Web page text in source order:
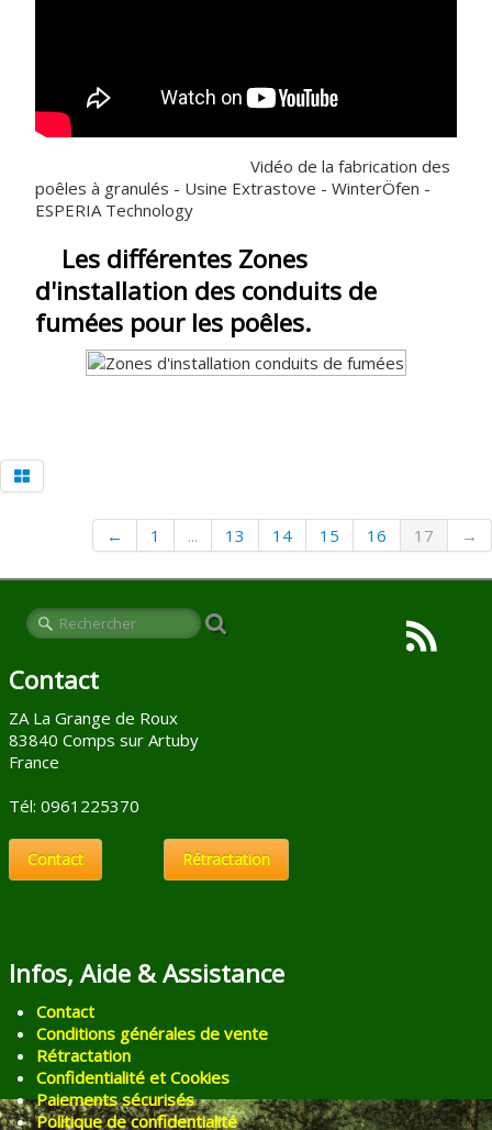
Vidéo de la fabrication des
poêles à granulés - Usine Extrastove - WinterÖfen -
ESPERIA Technology
Les différentes Zones
d'installation des conduits de
fumées pour les poêles.
← 1 ... 13 14 15 16 17 →
Contact
ZA La Grange de Roux
83840 Comps sur Artuby
France
Tél: 0961225370
Contact Rétractation
Infos, Aide & Assistance
Contact
Conditions générales de vente
Rétractation
Confidentialité et Cookies
Paiements sécurisés
Politique de confidentialité